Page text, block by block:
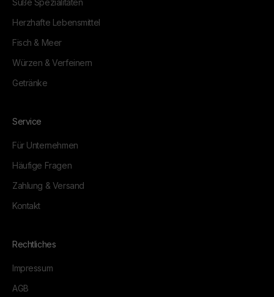
Herzhafte Lebensmittel
Fisch & Meer
Würzen & Verfeinern
Getränke
Service
Für Unternehmen
Häufige Fragen
Zahlung & Versand
Kontakt
Rechtliches
Impressum
AGB